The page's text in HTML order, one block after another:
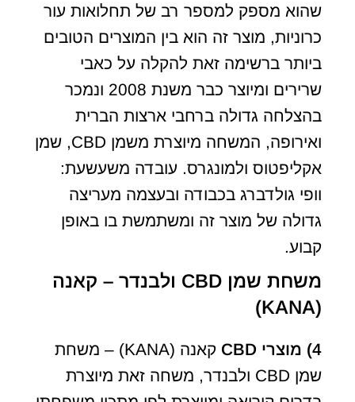
שהוא מספק למספר רב של תחלואות עור
כרוניות, מוצר זה הוא בין המוצרים הטובים
ביותר ברשימה זאת להקלה על כאבי
שרירים ומיוצר כבר משנת 2008 ונמכר
בהצלחה גדולה ברחבי ארצות הברית
ואירופה, המשחה מיוצרת משמן CBD, שמן
אקליפטוס ולמונגרס. עובדה משעשעת:
וופי גולדברג בכבודה ובעצמה מעריצה
גדולה של מוצר זה ומשתמשת בו באופן
קבוע.
משחת שמן CBD ולבנדר – קאנה
(KANA)
4) מוצרי CBD
קאנה (KANA) – משחת
שמן CBD ולבנדר, משחה זאת מיוצרת